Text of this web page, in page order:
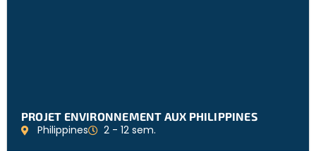
PROJET ENVIRONNEMENT AUX PHILIPPINES
Philippines 2 - 12 sem.